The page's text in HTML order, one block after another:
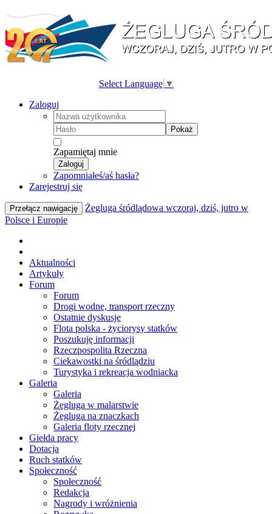
Select Language ▼
Zaloguj
Pokaż
Zapamiętaj mnie
Zaloguj
Zapomniałeś/aś hasła?
Zarejestruj się
Przełącz nawigację
Żegluga śródlądowa wczoraj, dziś, jutro w
Polsce i Europie
Aktualności
Artykuły
Forum
Forum
Drogi wodne, transport rzeczny
Ostatnie dyskusje
Flota polska - życiorysy statków
Poszukuję informacji
Rzeczpospolita Rzeczna
Ciekawostki na śródlądziu
Turystyka i rekreacja wodniacka
Galeria
Galeria
Żegluga w malarstwie
Żegluga na znaczkach
Galeria floty rzecznej
Giełda pracy
Dotacja
Ruch statków
Społeczność
Społeczność
Redakcja
Nagrody i wróżnienia